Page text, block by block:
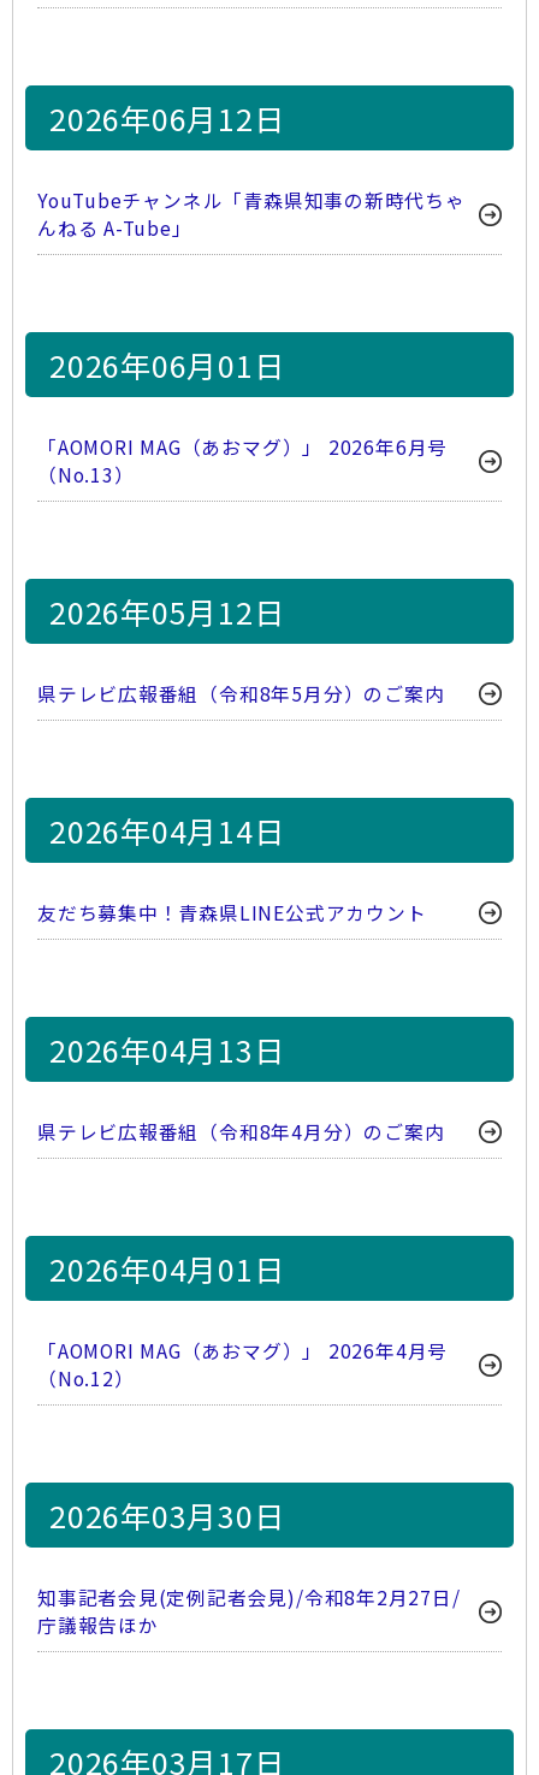
2026年06月12日
YouTubeチャンネル「青森県知事の新時代ちゃ
んねる A-Tube」
2026年06月01日
「AOMORI MAG（あおマグ）」 2026年6月号
（No.13）
2026年05月12日
県テレビ広報番組（令和8年5月分）のご案内
2026年04月14日
友だち募集中！青森県LINE公式アカウント
2026年04月13日
県テレビ広報番組（令和8年4月分）のご案内
2026年04月01日
「AOMORI MAG（あおマグ）」 2026年4月号
（No.12）
2026年03月30日
知事記者会見(定例記者会見)/令和8年2月27日/
庁議報告ほか
2026年03月17日